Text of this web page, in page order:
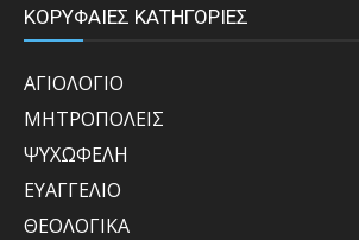
ΚΟΡΥΦΑΙΕΣ ΚΑΤΗΓΟΡΙΕΣ
ΑΓΙΟΛΟΓΙΟ
ΜΗΤΡΟΠΟΛΕΙΣ
ΨΥΧΩΦΕΛΗ
ΕΥΑΓΓΕΛΙΟ
ΘΕΟΛΟΓΙΚΑ